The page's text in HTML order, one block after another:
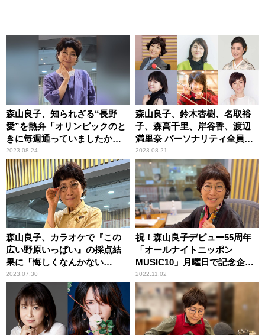
森山良子、知られざる“長野
愛”を熱弁「オリンピックのと
きに毎週通っていましたか
ら……」
2023.08.24
森山良子、鈴木杏樹、名取裕
子、森高千里、岸谷香、渡辺
満里奈 パーソナリティ全員参
加！「日替わり！リクエスト
フェス♪」『オールナイトニッ
ポン MUSIC10』
2023.08.21
森山良子、カラオケで『この
広い野原いっぱい』の採点結
果に「悔しくなんかない
（笑）」
2023.07.30
祝！森山良子デビュー55周年
「オールナイトニッポン
MUSIC10」月曜日で記念企画
コーナー実施決定！
2022.11.02